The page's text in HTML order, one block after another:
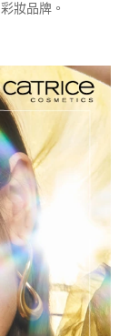
妝品牌。